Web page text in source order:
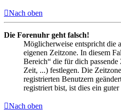
Nach oben
Die Forenuhr geht falsch!
Möglicherweise entspricht die
eigenen Zeitzone. In diesem
Bereich“ die für dich
Zeit, ...) festlegen. Die
registrierten Benutzern
registriert bist, ist dies ein
Nach oben